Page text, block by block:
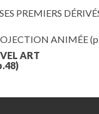
PREMIERS
ANIMÉE
ART